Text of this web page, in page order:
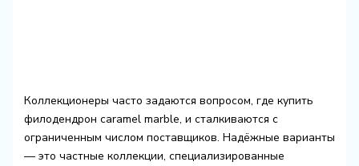
Коллекционеры часто задаются вопросом, где купить
филодендрон caramel marble, и сталкиваются с
ограниченным числом поставщиков. Надёжные варианты
— это частные коллекции, специализированные